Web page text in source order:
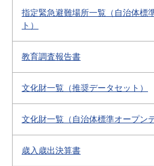
指定緊急避難場所一覧（自治体標
ト）
教育調査報告書
文化財一覧（推奨データセット）
文化財一覧（自治体標準オープン
歳入歳出決算書